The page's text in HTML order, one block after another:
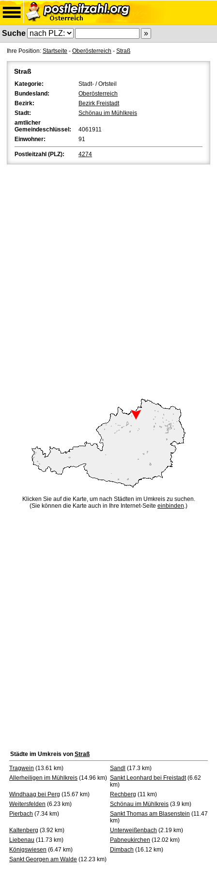
Suche
Ihre Position: Startseite - Oberösterreich - Straß
Straß
Kategorie:
Stadt- / Ortsteil
Bundesland:
Oberösterreich
Bezirk:
Bezirk Freistadt
Stadt:
Schönau im Mühlkreis
amtlicher
Gemeindeschlüssel:
4061911
Einwohner:
91
Postleitzahl (PLZ): 4274
Klicken Sie auf die Karte, um nach Städten im Umkreis zu suchen.
(Sie können die Karte auch in Ihre Internet-Seite einbinden.)
Städte im Umkreis von Straß
Tragwein (13.61 km) Sandl (17.3 km)
Allerheiligen im Mühlkreis (14.96 km) Sankt Leonhard bei Freistadt(6.62
km)
Windhaag bei Perg (15.67 km) Rechberg (11 km)
Weitersfelden (6.23 km) Schönau im Mühlkreis (3.9 km)
Pierbach (7.34 km) Sankt Thomas am Blasenstein (11.47
km)
Kaltenberg (3.92 km) Unterweißenbach (2.19 km)
Liebenau (11.73 km) Pabneukirchen (12.02 km)
Königswiesen (6.47 km) Dimbach (16.12 km)
Sankt Georgen am Walde (12.23 km)